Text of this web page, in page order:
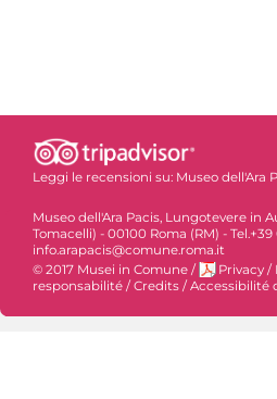
Leggi le recensioni su: Museo dell'Ara
Museo dell'Ara Pacis, Lungotevere in
Tomacelli) - 00100 Roma (RM) -
info.arapacis@comune.roma.it
© 2017 Musei in Comune / Privacy /
responsabilité / Credits / Accessibilité